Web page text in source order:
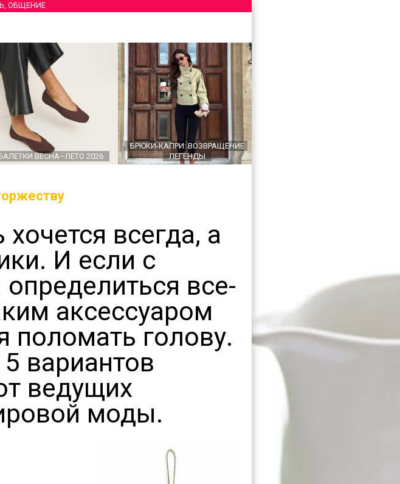
ОБЩЕНИЕ
ВЕСНА–ЛЕТО 2026
БРЮКИ-КАПРИ: ВОЗВРАЩЕНИЕ
ЛЕГЕНДЫ
всегда, а
И если с
все-
аксессуаром
поломать голову.
вариантов
ведущих
моды.